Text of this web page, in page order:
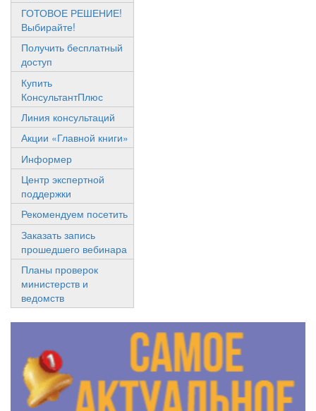
ГОТОВОЕ РЕШЕНИЕ!
Выбирайте!
Получить бесплатный
доступ
Купить
КонсультантПлюс
Линия консультаций
Акции «Главной книги»
Информер
Центр экспертной
поддержки
Рекомендуем посетить
Заказать запись
прошедшего вебинара
Планы проверок
министерств и
ведомств